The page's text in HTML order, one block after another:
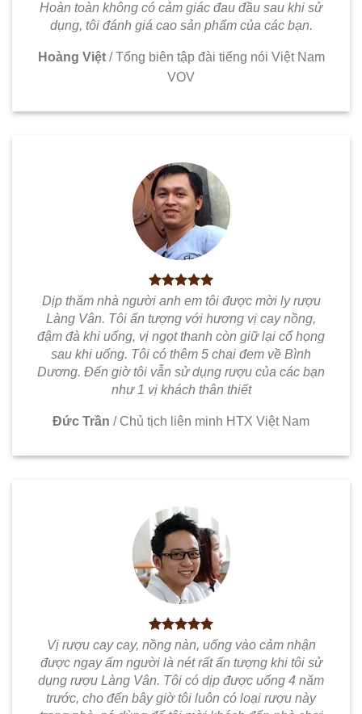
tôi. Đây là loại rượu tôi thực sự yên tâm và cảm
nhận được lợi ích của nó cho sức khoẻ của tôi.
dụng, tôi đánh giá cao sản phẩm của các bạn.
VOV
Dịp thăm nhà người anh em tôi được mời ly rượu
Làng Vân. Tôi ấn tượng với hương vị cay nồng,
đậm đà khi uống, vị ngọt thanh còn giữ lại cổ họng
sau khi uống. Tôi có thêm 5 chai đem về Bình
như 1 vị khách thân thiết
Đức Trần /Chủ tịch liên minh HTX Việt Nam
Vị rượu cay cay, nồng nàn, uống vào cảm nhận
được ngay ấm người là nét rất ấn tượng khi tôi sử